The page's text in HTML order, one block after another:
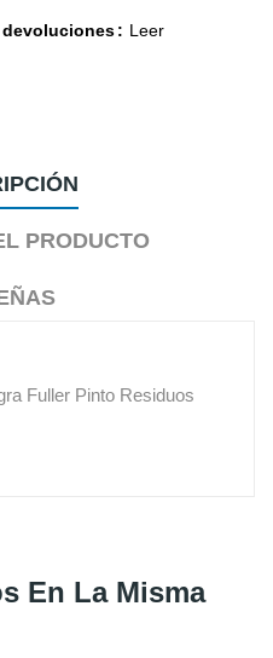
Leer
PRODUCTO
Fuller Pinto Residuos
En La Misma